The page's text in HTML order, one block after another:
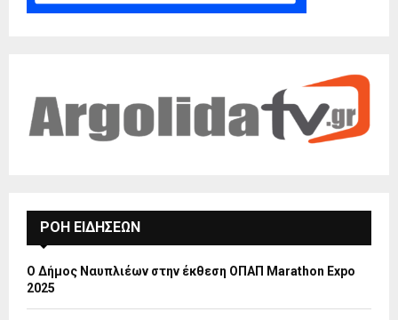
ΡΟΗ ΕΙΔΗΣΕΩΝ
Ο Δήμος Ναυπλιέων στην έκθεση ΟΠΑΠ Marathon Expo
2025